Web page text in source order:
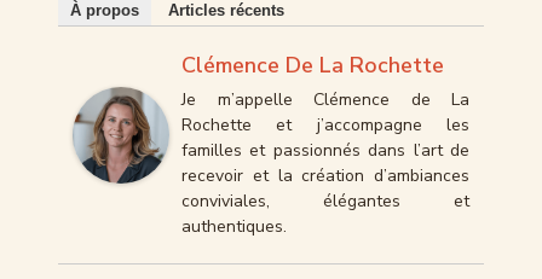
À propos Articles récents
Clémence De La Rochette
Je m’appelle Clémence de La
Rochette et j’accompagne les
familles et passionnés dans l’art de
recevoir et la création d’ambiances
conviviales, élégantes et
authentiques.